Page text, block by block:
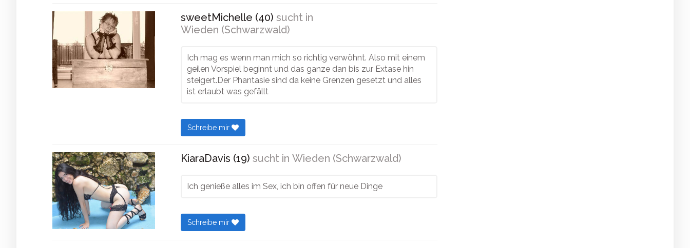
sweetMichelle (40) sucht in
Wieden (Schwarzwald)
Ich mag es wenn man mich so richtig verwöhnt. Also mit einem
geilen Vorspiel beginnt und das ganze dan bis zur Extase hin
steigert.Der Phantasie sind da keine Grenzen gesetzt und alles
ist erlaubt was gefällt
Schreibe mir
KiaraDavis (19) sucht in Wieden (Schwarzwald)
Ich genieße alles im Sex, ich bin offen für neue Dinge
Schreibe mir